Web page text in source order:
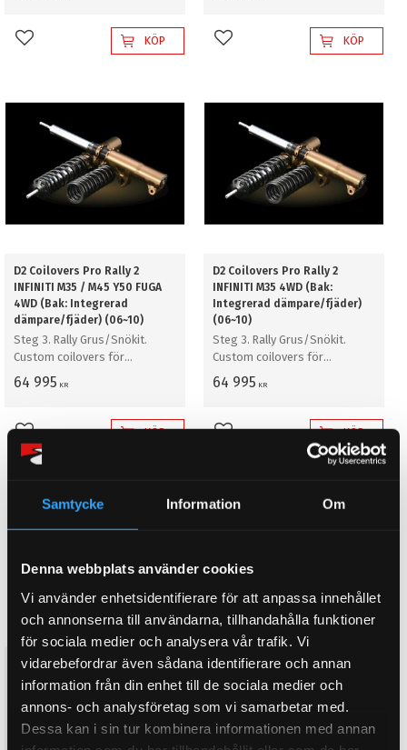
Samtycke Information Om
Denna webbplats använder cookies
Vi använder enhetsidentifierare för att anpassa innehållet
och annonserna till användarna, tillhandahålla funktioner
för sociala medier och analysera vår trafik. Vi
vidarebefordrar även sådana identifierare och annan
information från din enhet till de sociala medier och
annons- och analysföretag som vi samarbetar med.
Dessa kan i sin tur kombinera informationen med annan
Lägg till i favoriterKÖP Lägg till i favoriterKÖP
D2 Coilovers Pro Rally 2
INFINITI M35 / M45 Y50 FUGA
4WD (Bak: Integrerad
dämpare/fjäder) (06~10)
Steg 3. Rally Grus/Snökit.
Custom coilovers för
professionell rally grus/snö
64 995 KR
Lägg till i favoriter KÖP
D2 Coilovers Pro Rally 2
INFINITI M35 4WD (Bak:
Integrerad dämpare/fjäder)
(06~10)
Steg 3. Rally Grus/Snökit.
Custom coilovers för
professionell rally grus/snö
64 995 KR
Lägg till i favoriter KÖP
D2 Coilovers Racingkit
INFINITI M25/ M35/ Q70 Y51
Steg 2. Racingkit. Coilovers för
banracing
D2 Coilovers Racingkit
INFINITI M35 / M45 Y50 FUGA
dämpare/fjäder) (04~09)
Steg 2. Racingkit. Coilovers för